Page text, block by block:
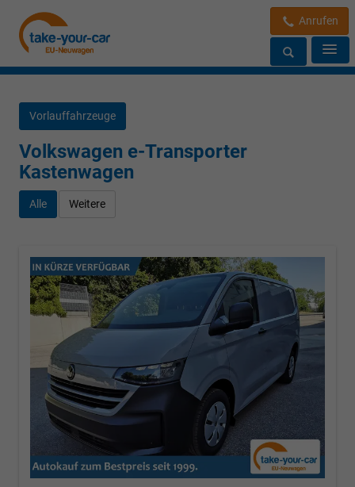
Anrufen
Vorlauffahrzeuge
Volkswagen e-Transporter
Kastenwagen
Alle Weitere